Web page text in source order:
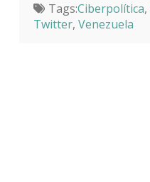
Tags:Ciberpolítica,
Twitter, Venezuela